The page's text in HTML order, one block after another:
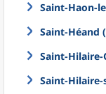
Saint-Haon-
Saint-Héand
Saint-Hilaire-
Saint-Hilaire-